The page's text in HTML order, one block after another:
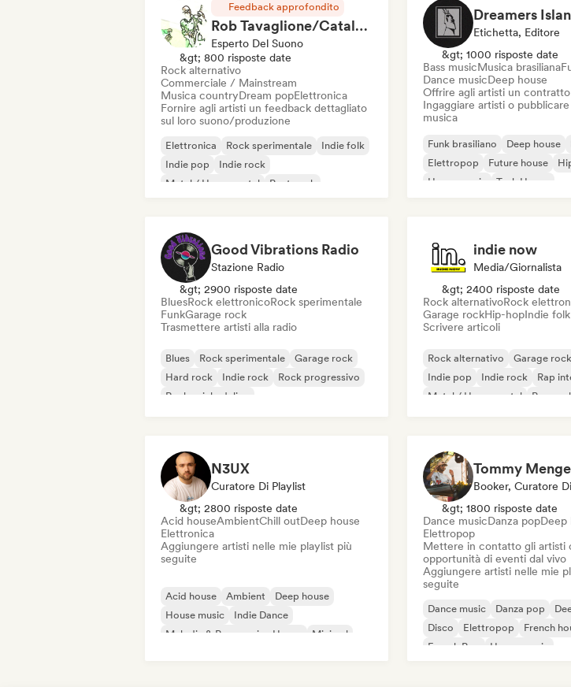
Feedback approfondito
Rob Tavaglione/Catalyst Recording
Esperto Del Suono
&gt; 800 risposte date
Rock alternativo
Commerciale / Mainstream
Musica countryDream popElettronica
Fornire agli artisti un feedback dettagliato
sul loro suono/produzione
Elettronica Rock sperimentale
Indie folk
Indie pop
Indie rock
Metal / Heavy metal
Post punk
Etichetta, Editore
&gt; 1000 risposte date
Bass musicMusica brasiliana
Dance musicDeep house
Offrire agli artisti un
Ingaggiare artisti o
musica
Funk brasiliano Deep house
Elettropop
Future house
House music
Tech House
Good Vibrations Radio
Stazione Radio
&gt; 2900 risposte date
BluesRock elettronicoRock sperimentale
FunkGarage rock
Trasmettere artisti alla radio
Blues Rock sperimentale
Garage rock
Hard rock
Indie rock
Rock progressivo
Rock psichedelico
indie now
Media/Giornalista
&gt; 2400 risposte date
Rock alternativoRock
Garage rockHip-hopIndie folk
Scrivere articoli
Rock alternativo Garage rock
Indie pop
Indie rock
Rap
Metal / Heavy metal
Pop rock
N3UX
Curatore Di Playlist
&gt; 2800 risposte date
Acid houseAmbientChill outDeep house
Elettronica
Aggiungere artisti nelle mie playlist più
seguite
Acid house Ambient
Deep house
House music
Indie Dance
Melodic & Progressive House
Minimal
Tommy
Booker, Curatore
&gt; 1800 risposte date
Dance musicDanza popDeep
Elettropop
Mettere in contatto gli artisti
opportunità di eventi dal vivo
Aggiungere artisti nelle mie
seguite
Dance music Danza pop
Disco
Elettropop
French
French Pop
House music